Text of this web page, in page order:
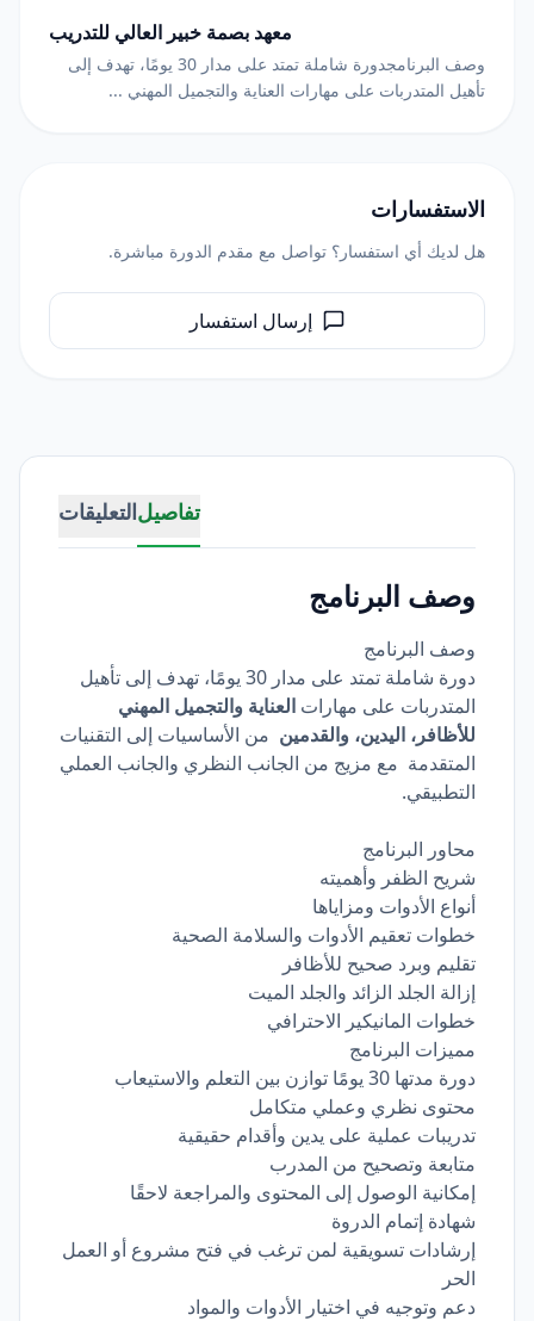
تفاصيلالتعليقات
وصف البرنامج
وصف البرنامج
دورة شاملة تمتد على مدار 30 يومًا، تهدف إلى تأهيل
المتدربات على مهارات العناية والتجميل المهني
للأظافر، اليدين، والقدمين من الأساسيات إلى التقنيات
المتقدمة مع مزيج من الجانب النظري والجانب العملي
التطبيقي.
محاور البرنامج
شريح الظفر وأهميته
أنواع الأدوات ومزاياها
خطوات تعقيم الأدوات والسلامة الصحية
تقليم وبرد صحيح للأظافر
إزالة الجلد الزائد والجلد الميت
خطوات المانيكير الاحترافي
مميزات البرنامج
دورة مدتها 30 يومًا توازن بين التعلم والاستيعاب
محتوى نظري وعملي متكامل
تدريبات عملية على يدين وأقدام حقيقية
متابعة وتصحيح من المدرب
إمكانية الوصول إلى المحتوى والمراجعة لاحقًا
شهادة إتمام الدروة
إرشادات تسويقية لمن ترغب في فتح مشروع أو العمل
الحر
دعم وتوجيه في اختيار الأدوات والمواد
معهد بصمة خبير العالي للتدريب
وصف البرنامجدورة شاملة تمتد على مدار 30 يومًا، تهدف إلى
تأهيل المتدربات على مهارات العناية والتجميل المهني ...
الاستفسارات
هل لديك أي استفسار؟ تواصل مع مقدم الدورة مباشرة.
إرسال استفسار